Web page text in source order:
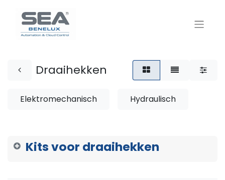
Draaihekken
Elektromechanisch Hydraulisch
Kits voor draaihekken